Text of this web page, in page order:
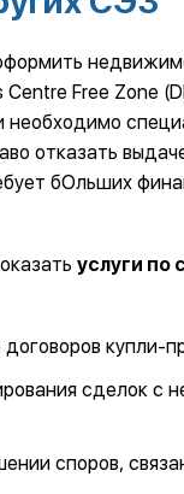
Free Zone
отказать
бОльших
услуги по
купли-
сделок с
споров,